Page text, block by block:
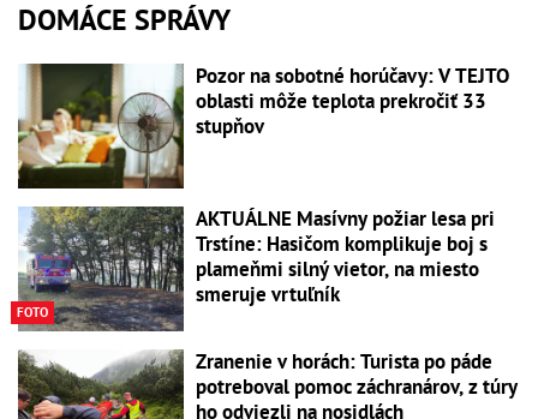
DOMÁCE SPRÁVY
Pozor na sobotné horúčavy: V TEJTO
oblasti môže teplota prekročiť 33
stupňov
FOTO
AKTUÁLNE Masívny požiar lesa pri
Trstíne: Hasičom komplikuje boj s
plameňmi silný vietor, na miesto
smeruje vrtuľník
Zranenie v horách: Turista po páde
potreboval pomoc záchranárov, z túry
ho odviezli na nosidlách